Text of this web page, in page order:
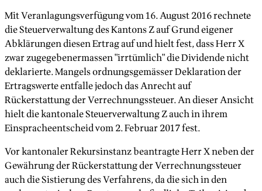
Mit Veranlagungsverfügung vom 16. August 2016 rechnete
die Steuerverwaltung des Kantons Z auf Grund eigener
Abklärungen diesen Ertrag auf und hielt fest, dass Herr X
zwar zugegebenermassen "irrtümlich" die Dividende nicht
deklarierte. Mangels ordnungsgemässer Deklaration der
Ertragswerte entfalle jedoch das Anrecht auf
Rückerstattung der Verrechnungssteuer. An dieser Ansicht
hielt die kantonale Steuerverwaltung Z auch in ihrem
Einspracheentscheid vom 2. Februar 2017 fest.
Vor kantonaler Rekursinstanz beantragte Herr X neben der
Gewährung der Rückerstattung der Verrechnungssteuer
auch die Sistierung des Verfahrens, da die sich in den